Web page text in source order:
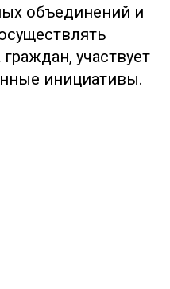
объединений и
участвует
инициативы.